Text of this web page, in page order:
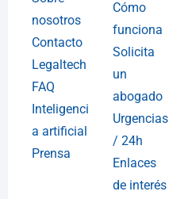
nosotros
Contacto
Legaltech
FAQ
Inteligenci
a artificial
Prensa
Cómo
funciona
Solicita
un
abogado
Urgencias
/ 24h
Enlaces
de interés